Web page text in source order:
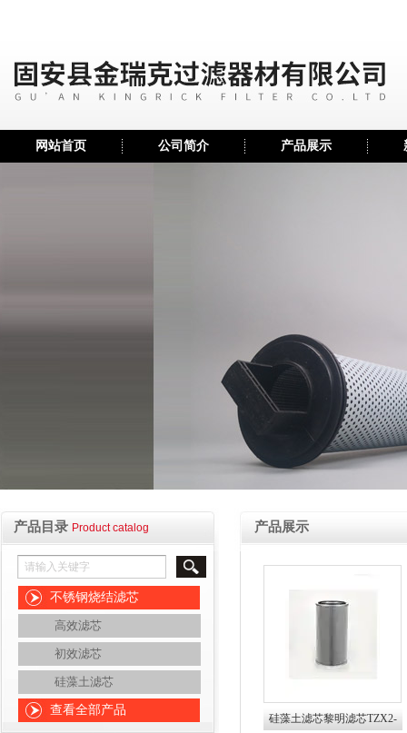
网站首页 公司简介 产品展示
产品目录 Product catalog
不锈钢烧结滤芯
高效滤芯
初效滤芯
硅藻土滤芯
查看全部产品
产品展示
硅藻土滤芯黎明滤芯TZX2-